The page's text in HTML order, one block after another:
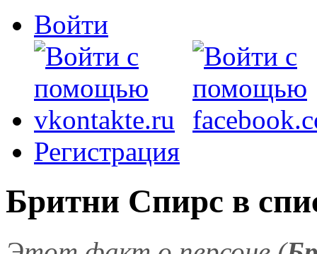
Войти
Регистрация
Бритни Спирс в